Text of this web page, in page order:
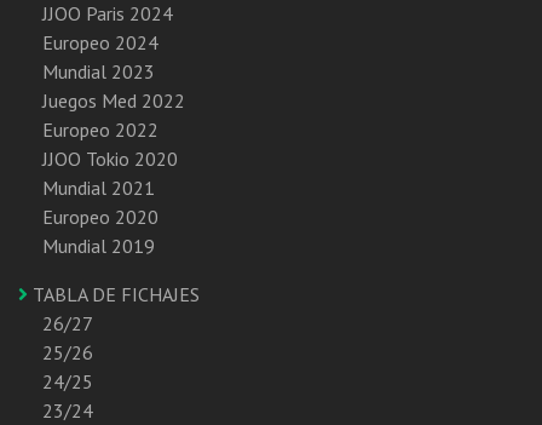
JJOO Paris 2024
Europeo 2024
Mundial 2023
Juegos Med 2022
Europeo 2022
JJOO Tokio 2020
Mundial 2021
Europeo 2020
Mundial 2019
TABLA DE FICHAJES
26/27
25/26
24/25
23/24